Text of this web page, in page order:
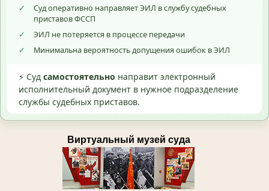
✓
Суд оперативно направляет ЭИЛ в службу судебных
приставов ФССП
✓
ЭИЛ не потеряется в процессе передачи
✓
Минимальна вероятность допущения ошибок в ЭИЛ
⚡ Суд самостоятельно направит электронный
исполнительный документ в нужное подразделение
службы судебных приставов.
Виртуальный музей суда